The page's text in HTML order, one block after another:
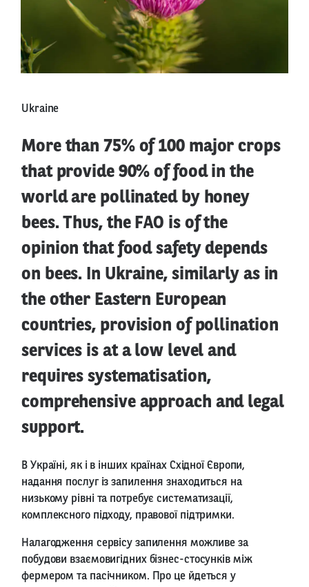
Ukraine
More than 75% of 100 major crops
that provide 90% of food in the
world are pollinated by honey
bees. Thus, the FAO is of the
opinion that food safety depends
on bees. In Ukraine, similarly as in
the other Eastern European
countries, provision of pollination
services is at a low level and
requires systematisation,
comprehensive approach and legal
support.
В Україні, як і в інших країнах Східної Європи,
надання послуг із запилення знаходиться на
низькому рівні та потребує систематизації,
комплексного підходу, правової підтримки.
Налагодження сервісу запилення можливе за
побудови взаємовигідних бізнес-стосунків між
фермером та пасічником. Про це йдеться у